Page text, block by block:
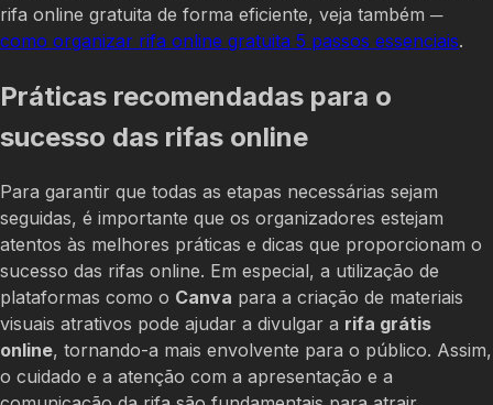
rifa online gratuita de forma eficiente, veja também ─
como organizar rifa online gratuita 5 passos essenciais.
Práticas recomendadas para o
sucesso das rifas online
Para garantir que todas as etapas necessárias sejam
seguidas, é importante que os organizadores estejam
atentos às melhores práticas e dicas que proporcionam o
sucesso das rifas online. Em especial, a utilização de
plataformas como o Canva para a criação de materiais
visuais atrativos pode ajudar a divulgar a rifa grátis
online, tornando-a mais envolvente para o público. Assim,
o cuidado e a atenção com a apresentação e a